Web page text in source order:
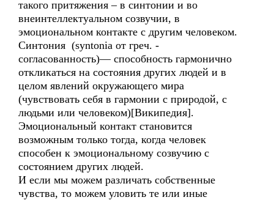
такого притяжения – в синтонии и во
внеинтеллектуальном созвучии, в
эмоциональном контакте с другим человеком.
Синтония (syntonia от греч. -
согласованность)— способность гармонично
откликаться на состояния других людей и в
целом явлений окружающего мира
(чувствовать себя в гармонии с природой, с
людьми или человеком)[Википедия].
Эмоциональный контакт становится
возможным только тогда, когда человек
способен к эмоциональному созвучию с
состоянием других людей.
И если мы можем различать собственные
чувства, то можем уловить те или иные